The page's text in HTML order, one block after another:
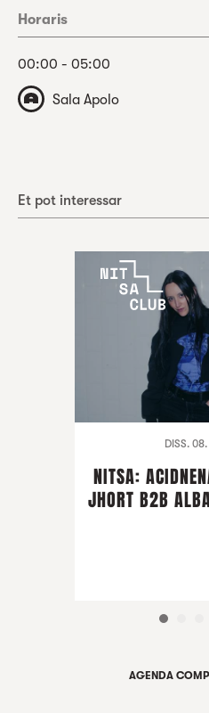
Horaris
00:00 - 05:00
Sala Apolo
Et pot interessar
DISS.
NITSA:
JHORT B2B
AGENDA